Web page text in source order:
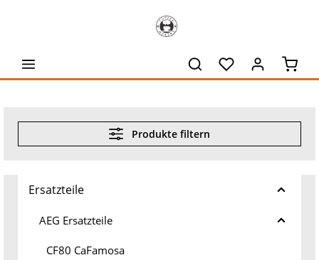
Produkte filtern
Ersatzteile
AEG Ersatzteile
CF80 CaFamosa